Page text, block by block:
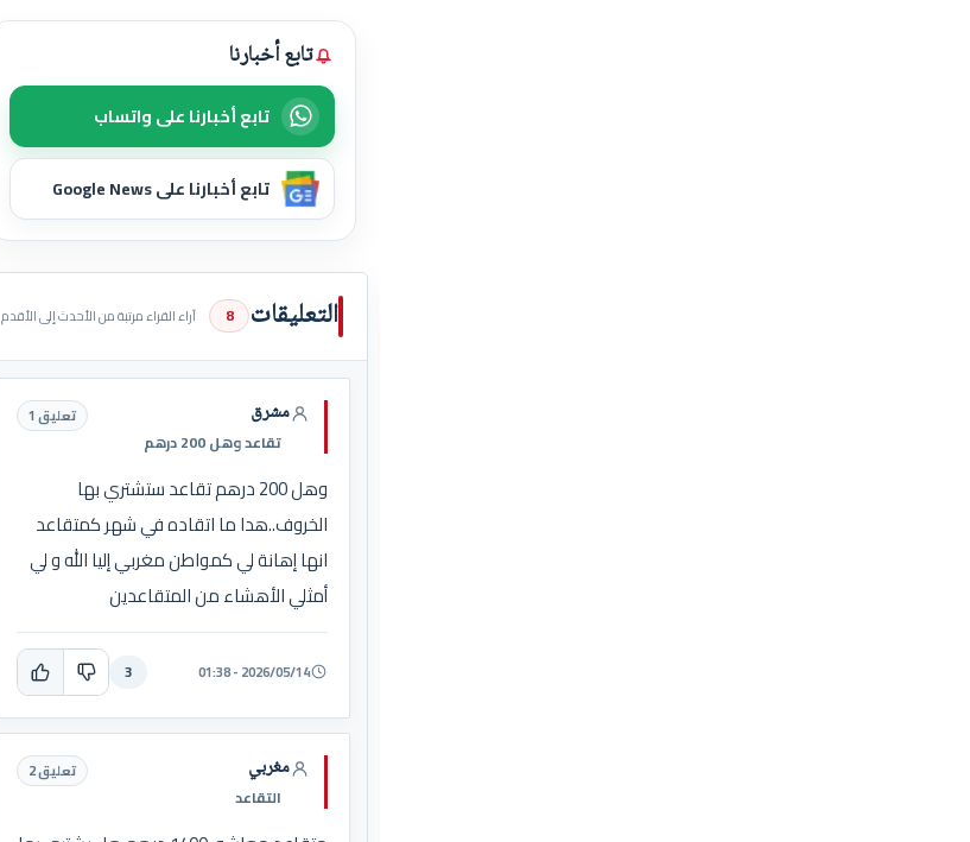
تابع أخبارنا
تابع أخبارنا على واتساب
تابع أخبارنا على Google News
التعليقات 8 آراء القراء مرتبة من الأحدث إلى الأقدم
مشرق
تقاعد وهل 200 درهم
تعليق 1
وهل 200 درهم تقاعد ستشتري بها
الخروف..هدا ما اتقاده في شهر كمتقاعد
انها إهانة لي كمواطن مغربي إليا الله و لي
أمثلي الأهشاء من المتقاعدين
2026/05/14 - 01:38
3
مغربي
التقاعد
تعليق 2